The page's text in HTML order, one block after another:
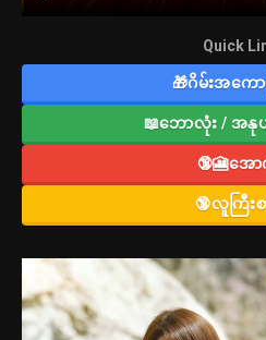
Quick
🎁ဂိမ်းအကေ
📖ဘောလုံး / အ
🔞🎦အော
🔞လူကြီး